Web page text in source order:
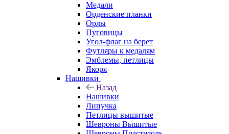
Медали
Орденские планки
Орлы
Пуговицы
Угол-флаг на берет
Футляры к медалям
Эмблемы, петлицы
Якоря
Нашивки
Назад
Нашивки
Липучка
Петлицы вышитые
Шевроны Вышитые